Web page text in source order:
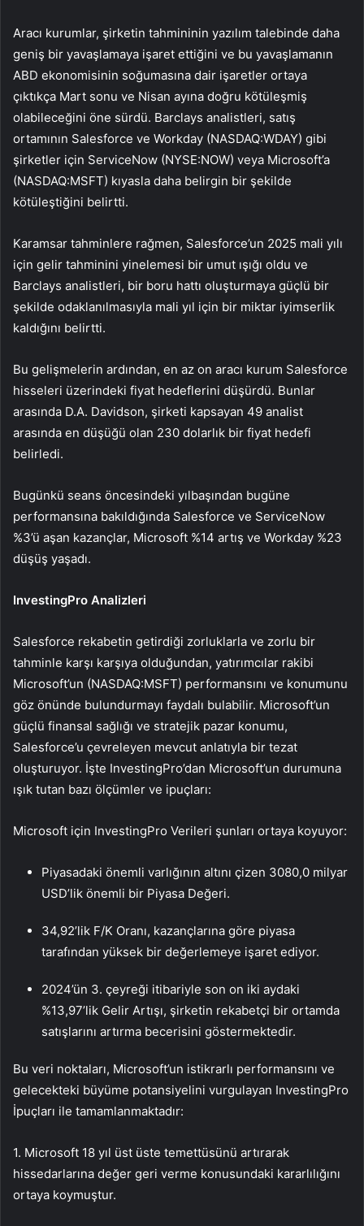
Aracı kurumlar, şirketin tahmininin yazılım talebinde daha
geniş bir yavaşlamaya işaret ettiğini ve bu yavaşlamanın
ABD ekonomisinin soğumasına dair işaretler ortaya
çıktıkça Mart sonu ve Nisan ayına doğru kötüleşmiş
olabileceğini öne sürdü. Barclays analistleri, satış
ortamının Salesforce ve Workday (NASDAQ:WDAY) gibi
şirketler için ServiceNow (NYSE:NOW) veya Microsoft’a
(NASDAQ:MSFT) kıyasla daha belirgin bir şekilde
kötüleştiğini belirtti.
Karamsar tahminlere rağmen, Salesforce’un 2025 mali yılı
için gelir tahminini yinelemesi bir umut ışığı oldu ve
Barclays analistleri, bir boru hattı oluşturmaya güçlü bir
şekilde odaklanılmasıyla mali yıl için bir miktar iyimserlik
kaldığını belirtti.
Bu gelişmelerin ardından, en az on aracı kurum Salesforce
hisseleri üzerindeki fiyat hedeflerini düşürdü. Bunlar
arasında D.A. Davidson, şirketi kapsayan 49 analist
arasında en düşüğü olan 230 dolarlık bir fiyat hedefi
belirledi.
Bugünkü seans öncesindeki yılbaşından bugüne
performansına bakıldığında Salesforce ve ServiceNow
%3’ü aşan kazançlar, Microsoft %14 artış ve Workday %23
düşüş yaşadı.
InvestingPro Analizleri
Salesforce rekabetin getirdiği zorluklarla ve zorlu bir
tahminle karşı karşıya olduğundan, yatırımcılar rakibi
Microsoft’un (NASDAQ:MSFT) performansını ve konumunu
göz önünde bulundurmayı faydalı bulabilir. Microsoft’un
güçlü finansal sağlığı ve stratejik pazar konumu,
Salesforce’u çevreleyen mevcut anlatıyla bir tezat
oluşturuyor. İşte InvestingPro’dan Microsoft’un durumuna
ışık tutan bazı ölçümler ve ipuçları:
Microsoft için InvestingPro Verileri şunları ortaya koyuyor:
Piyasadaki önemli varlığının altını çizen 3080,0 milyar
USD’lik önemli bir Piyasa Değeri.
34,92’lik F/K Oranı, kazançlarına göre piyasa
tarafından yüksek bir değerlemeye işaret ediyor.
2024’ün 3. çeyreği itibariyle son on iki aydaki
%13,97’lik Gelir Artışı, şirketin rekabetçi bir ortamda
satışlarını artırma becerisini göstermektedir.
Bu veri noktaları, Microsoft’un istikrarlı performansını ve
gelecekteki büyüme potansiyelini vurgulayan InvestingPro
İpuçları ile tamamlanmaktadır:
1. Microsoft 18 yıl üst üste temettüsünü artırarak
hissedarlarına değer geri verme konusundaki kararlılığını
ortaya koymuştur.